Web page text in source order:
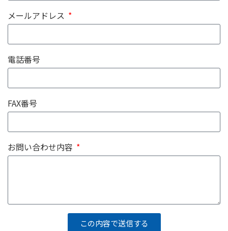
メールアドレス
電話番号
FAX番号
お問い合わせ内容
この内容で送信する